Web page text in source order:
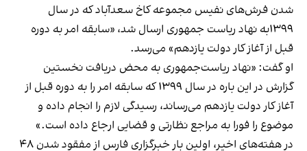
شدن فرش‌های نفیس مجموعه کاخ سعدآباد که در سال
۱۳۹۹به نهاد ریاست جمهوری ارسال شد، «سابقه امر به دوره
قبل از آغاز کار دولت یازدهم» می‌رسد.
او گفت: «نهاد ریاست‌جمهوری به محض دریافت نخستین
گزارش در این باره در سال ۱۳۹۹ که سابقه امر را به دوره قبل از
آغاز کار دولت یازدهم می‌رساند، رسیدگی لازم را انجام داده و
موضوع را فورا به مراجع نظارتی و قضایی ارجاع داده است.»
در هفته‌های اخیر، اولین بار خبرگزاری فارس از مفقود شدن ۴۸